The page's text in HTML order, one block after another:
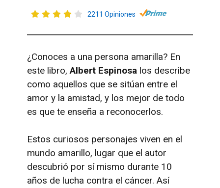
2211 Opiniones
¿Conoces a una persona amarilla? En
este libro, Albert Espinosa los describe
como aquellos que se sitúan entre el
amor y la amistad, y los mejor de todo
es que te enseña a reconocerlos.
Estos curiosos personajes viven en el
mundo amarillo, lugar que el autor
descubrió por sí mismo durante 10
años de lucha contra el cáncer. Así